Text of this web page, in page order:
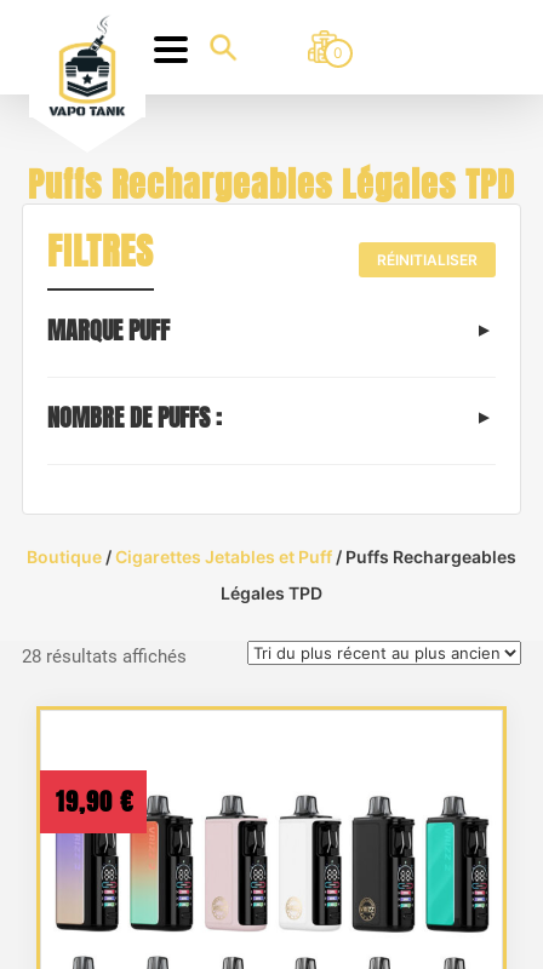
0
Puffs Rechargeables Légales TPD
FILTRES RÉINITIALISER
MARQUE PUFF
NOMBRE DE PUFFS :
Boutique/Cigarettes Jetables et Puff/ Puffs Rechargeables
Légales TPD
28 résultats affichésTrié
plus
ancien
19,90 €